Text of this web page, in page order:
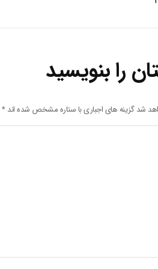
را بنویسید
شد گزینه های اجباری با ستاره مشخص شده اند*